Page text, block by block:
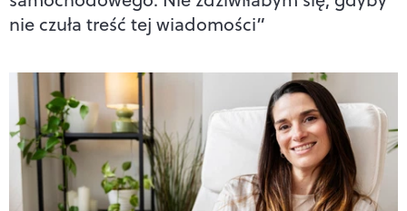
nie czuła treść tej wiadomości”